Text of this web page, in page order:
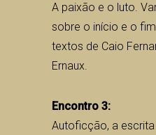
A paixão e o luto.
sobre o início e o
textos de Caio
Ernaux.
Encontro 3:
Autoficção, a